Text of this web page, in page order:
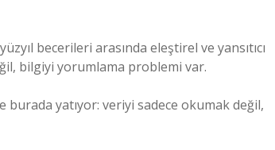
becerileri arasında eleştirel ve yansıtıcı
bilgiyi yorumlama problemi var.
yatıyor: veriyi sadece okumak değil,